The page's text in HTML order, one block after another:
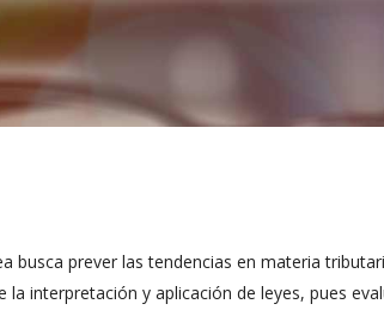
busca prever las tendencias en materia
la interpretación y aplicación de leyes, pues